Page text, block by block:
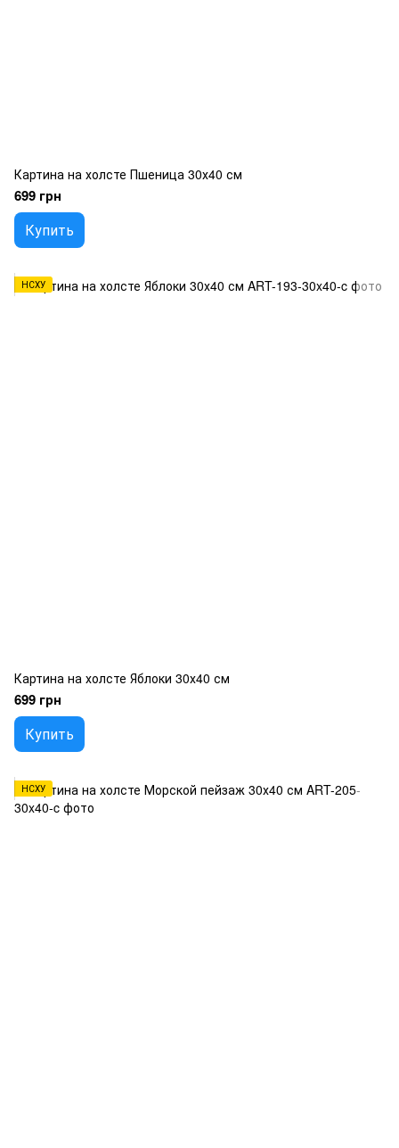
Картина на холсте Пшеница 30х40 см
699 грн
Купить
НСХУ
Картина на холсте Яблоки 30х40 см
699 грн
Купить
НСХУ